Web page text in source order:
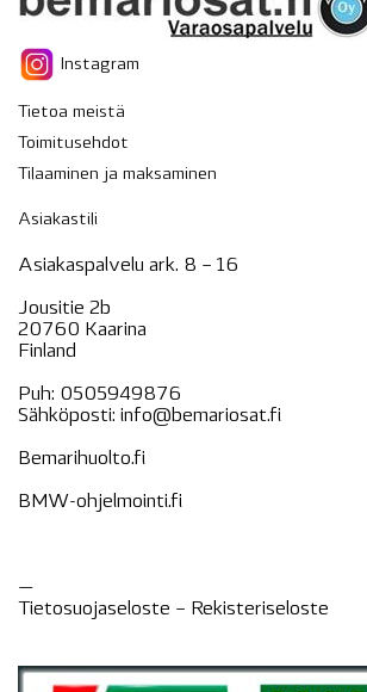
Instagram
Tietoa meistä
Toimitusehdot
Tilaaminen ja maksaminen
Asiakastili
Asiakaspalvelu ark. 8 – 16
Jousitie 2b
20760 Kaarina
Finland
Puh: 0505949876
Sähköposti: info@bemariosat.fi
Bemarihuolto.fi
BMW-ohjelmointi.fi
—
Tietosuojaseloste – Rekisteriseloste